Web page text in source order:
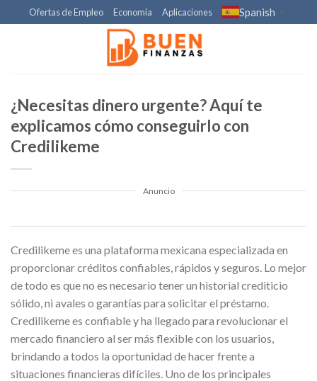
to
Ofertas de Empleo Economía Aplicaciones Spanish ▼
¿Necesitas dinero urgente? Aquí te
explicamos cómo conseguirlo con
Credilikeme
Anuncio
Credilikeme es una plataforma mexicana especializada en
proporcionar créditos confiables, rápidos y seguros. Lo mejor
de todo es que no es necesario tener un historial crediticio
sólido, ni avales o garantías para solicitar el préstamo.
Credilikeme es confiable y ha llegado para revolucionar el
mercado financiero al ser más flexible con los usuarios,
brindando a todos la oportunidad de hacer frente a
situaciones financieras difíciles. Uno de los principales